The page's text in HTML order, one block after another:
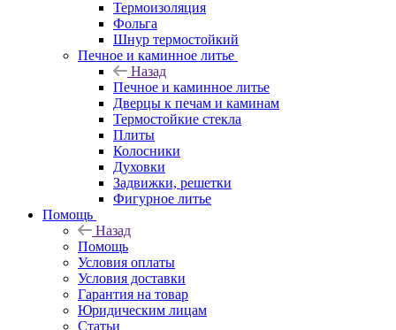
Термоизоляция
Фольга
Шнур термостойкий
Печное и каминное литье
Назад
Печное и каминное литье
Дверцы к печам и каминам
Термостойкие стекла
Плиты
Колосники
Духовки
Задвижки, решетки
Фигурное литье
Помощь
Назад
Помощь
Условия оплаты
Условия доставки
Гарантия на товар
Юридическим лицам
Статьи